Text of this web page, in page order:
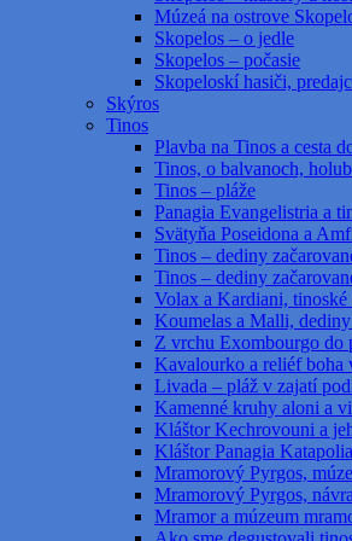
Múzeá na ostrove
Skopelos – o jedle
Skopelos – počasie
Skopeloskí hasiči,
Skýros
Tinos
Plavba na Tinos a cesta
Tinos, o balvanoch,
Tinos – pláže
Panagia Evangelistria a
Svätyňa Poseidona a
Tinos – dediny
Tinos – dediny
Volax a Kardiani,
Koumelas a Malli,
Z vrchu Exombourgo do
Kavalourko a reliéf boha
Livada – pláž v zajatí
Kamenné kruhy aloni a
Kláštor Kechrovouni a
Kláštor Panagia
Mramorový Pyrgos,
Mramorový Pyrgos,
Mramor a múzeum